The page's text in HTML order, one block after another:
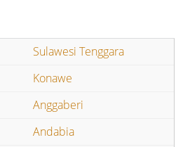
Sulawesi Tenggara
Konawe
Anggaberi
Andabia